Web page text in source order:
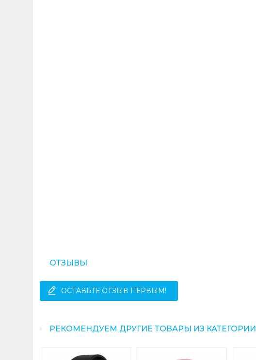
ОТЗЫВЫ
ОСТАВЬТЕ ОТЗЫВ ПЕРВЫМ!
РЕКОМЕНДУЕМ ДРУГИЕ ТОВАРЫ ИЗ КАТЕГОРИИ